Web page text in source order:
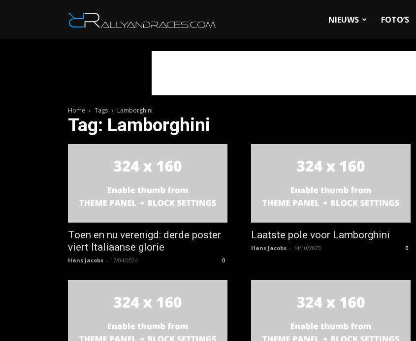
NIEUWS FOTO’S
Home Tags Lamborghini
Tag: Lamborghini
Toen en nu verenigd: derde poster
viert Italiaanse glorie
Hans Jacobs - 17/04/2024 0
Laatste pole voor Lamborghini
Hans Jacobs - 14/10/2023 0